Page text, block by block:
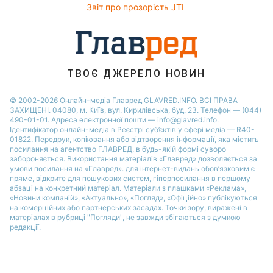
Новини ХарковаЗвіт про прозорість JTI
ТВОЄ ДЖЕРЕЛО НОВИН
© 2002-2026 Онлайн-медіа Главред GLAVRED.INFO. ВСІ ПРАВА
ЗАХИЩЕНІ. 04080, м. Київ, вул. Кирилівська, буд. 23. Телефон — (044)
490-01-01. Адреса електронної пошти — info@glavred.info.
Ідентифікатор онлайн-медіа в Реєстрі суб’єктів у сфері медіа — R40-
01822. Передрук, копіювання або відтворення інформації, яка містить
посилання на агентство ГЛАВРЕД, в будь-якій формi суворо
забороняється. Використання матеріалів «Главред» дозволяється за
умови посилання на «Главред». для інтернет-видань обов’язковим є
пряме, відкрите для пошукових систем, гіперпосилання в першому
абзаці на конкретний матеріал. Матеріали з плашками «Реклама»,
«Новини компаній», «Актуально», «Погляд», «Офіційно» публікуються
на комерційних або партнерських засадах. Точки зору, виражені в
матеріалах в рубриці "Погляди", не завжди збігаються з думкою
редакції.